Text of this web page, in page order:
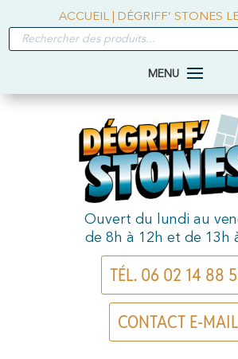
ACCUEIL DÉGRIFF’ STONES
RECHERCHE
DE
Ouvert du lundi au
de 8h à 12h et de 13h
TÉL. 06 02 14 88
CONTACT E-MAIL